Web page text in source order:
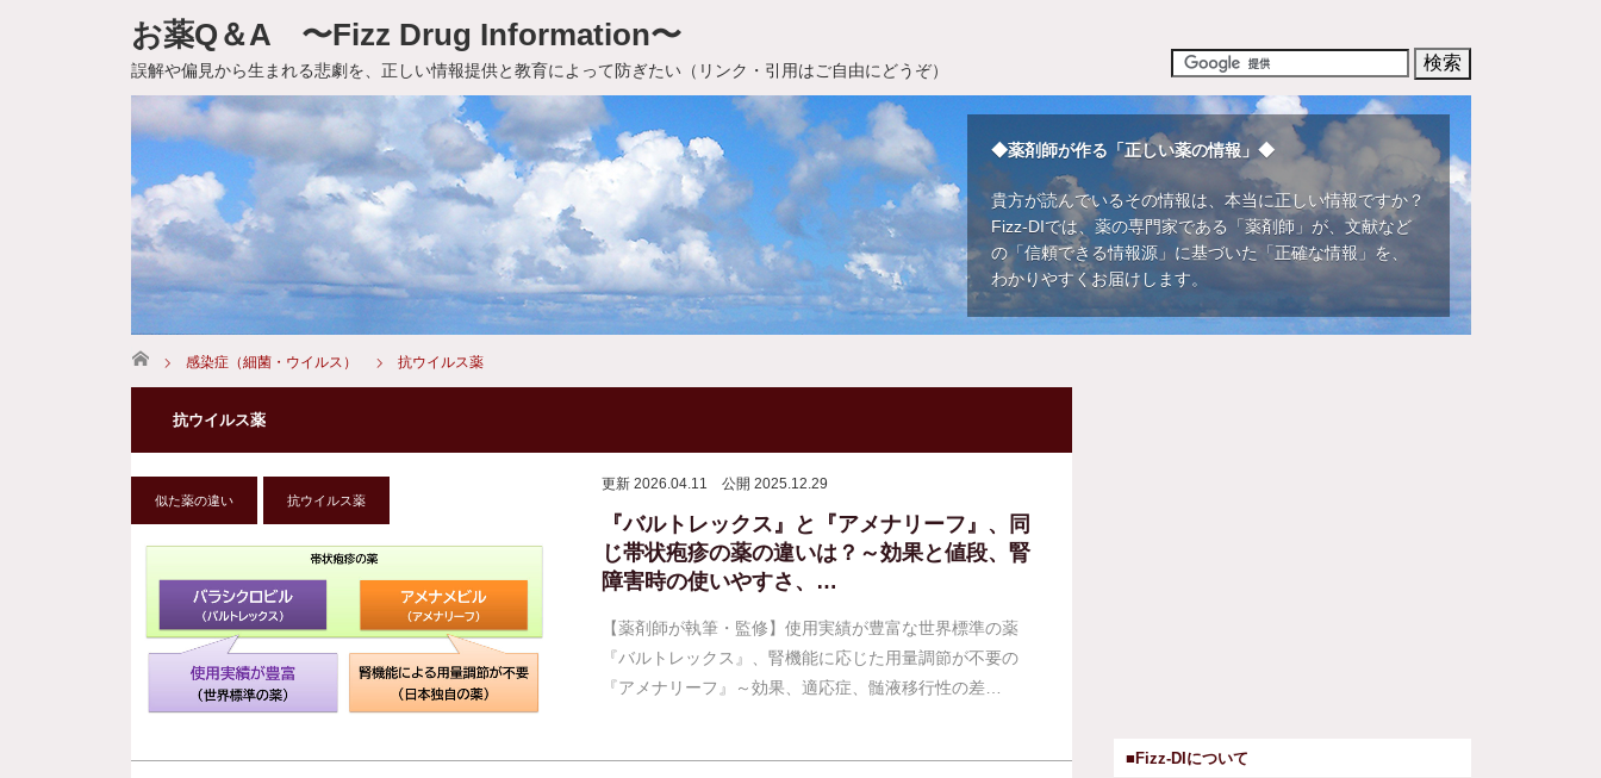
お薬Q＆A 〜Fizz Drug Information〜
誤解や偏見から生まれる悲劇を、正しい情報提供と教育によって防ぎたい（リンク・引用はご自由にどうぞ）
◆薬剤師が作る「正しい薬の情報」◆
貴方が読んでいるその情報は、本当に正しい情報ですか？
Fizz-DIでは、薬の専門家である「薬剤師」が、文献など
の「信頼できる情報源」に基づいた「正確な情報」を、
わかりやすくお届けします。
ホーム 感染症（細菌・ウイルス） 抗ウイルス薬
抗ウイルス薬
似た薬の違い 抗ウイルス薬
更新 2026.04.11 公開 2025.12.29
『バルトレックス』と『アメナリーフ』、同
じ帯状疱疹の薬の違いは？～効果と値段、腎
障害時の使いやすさ、…
【薬剤師が執筆・監修】使用実績が豊富な世界標準の薬
『バルトレックス』、腎機能に応じた用量調節が不要の
『アメナリーフ』～効果、適応症、髄液移行性の差…
■Fizz-DIについて